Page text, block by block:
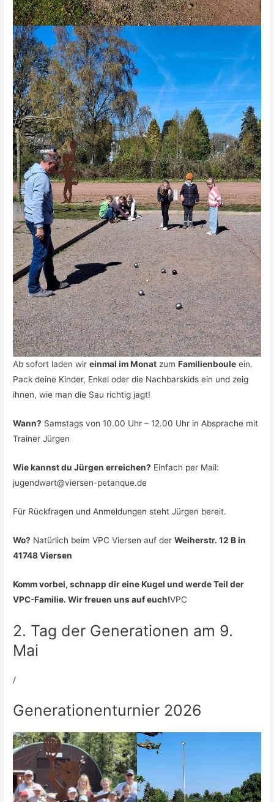
Ab sofort laden wireinmal im Monat zumFamilienboule ein.
Pack deine Kinder, Enkel oder die Nachbarskids ein und zeig
ihnen, wie man die Sau richtig jagt!
Wann? Samstags von 10.00 Uhr – 12.00 Uhr in Absprache mit
Trainer Jürgen
Wie kannst du Jürgen erreichen? Einfach per Mail:
jugendwart@viersen-petanque.de
Für Rückfragen und Anmeldungen steht Jürgen bereit.
Wo? Natürlich beim VPC Viersen auf derWeiherstr. 12 B in
41748 Viersen
Komm vorbei, schnapp dir eine Kugel und werde Teil der
VPC-Familie. Wir freuen uns auf euch!VPC
2. Tag der Generationen am 9.
Mai
/
Generationenturnier 2026